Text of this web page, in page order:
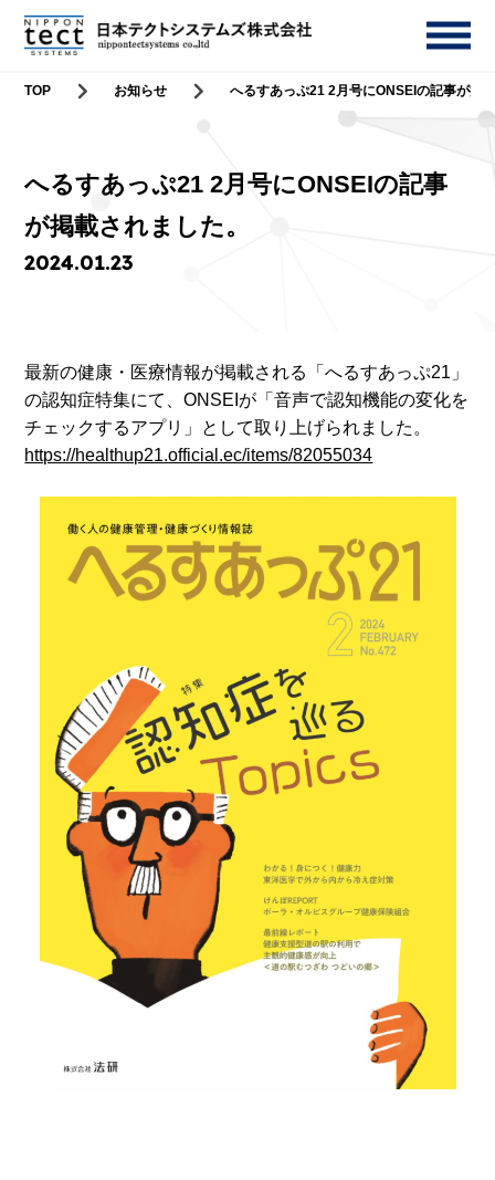
TOP お知らせ へるすあっぷ21 2月号にONSEIの記事が掲
へるすあっぷ21 2月号にONSEIの記事
が掲載されました。
2024.01.23
最新の健康・医療情報が掲載される「へるすあっぷ21」
の認知症特集にて、ONSEIが「音声で認知機能の変化を
チェックするアプリ」として取り上げられました。
https://healthup21.official.ec/items/82055034